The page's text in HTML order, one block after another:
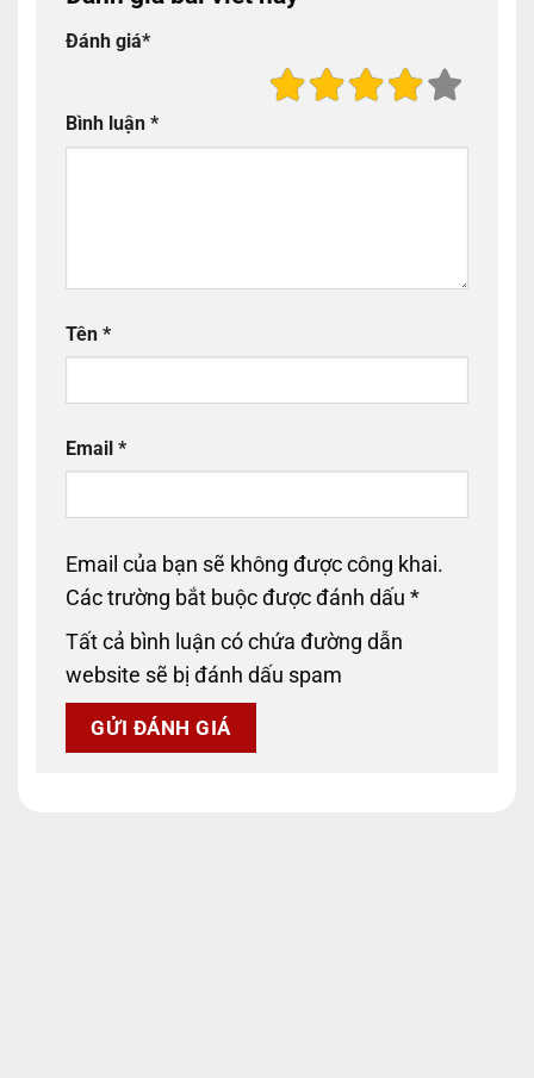
Đánh giá*
Bình luận *
Tên *
Email *
Email của bạn sẽ không được công khai.
Các trường bắt buộc được đánh dấu *
Tất cả bình luận có chứa đường dẫn
website sẽ bị đánh dấu spam